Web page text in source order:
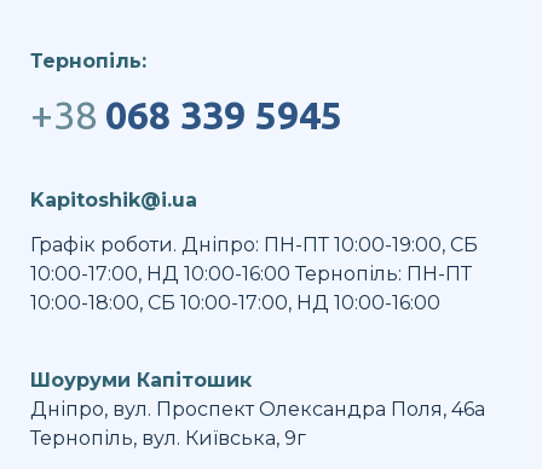
Тернопіль:
+38 068 339 5945
Kapitoshik@i.ua
Графік роботи. Дніпро: ПН-ПТ 10:00-19:00, СБ
10:00-17:00, НД 10:00-16:00 Тернопіль: ПН-ПТ
10:00-18:00, СБ 10:00-17:00, НД 10:00-16:00
Шоуруми Капітошик
Дніпро, вул. Проспект Олександра Поля, 46а
Тернопіль, вул. Київська, 9г